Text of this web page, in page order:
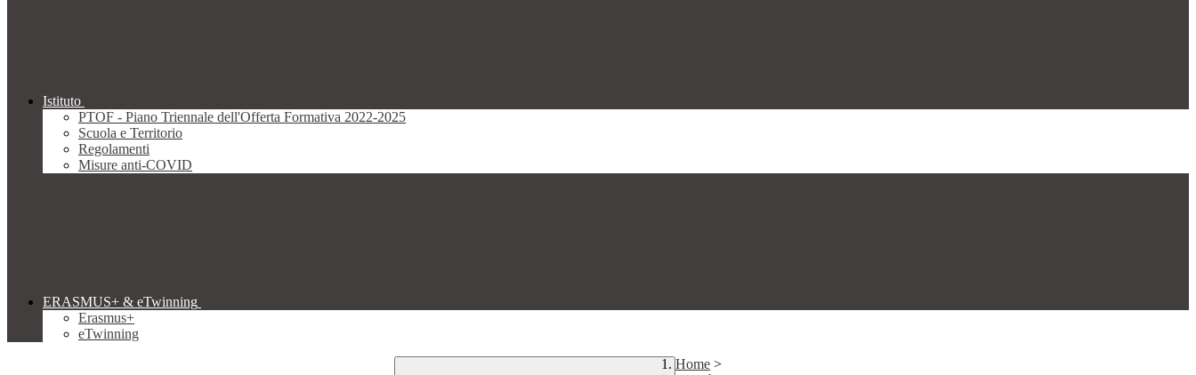
Istituto
PTOF - Piano Triennale dell'Offerta Formativa 2022-2025
Scuola e Territorio
Regolamenti
Misure anti-COVID
ERASMUS+ & eTwinning
Erasmus+
eTwinning
Home >